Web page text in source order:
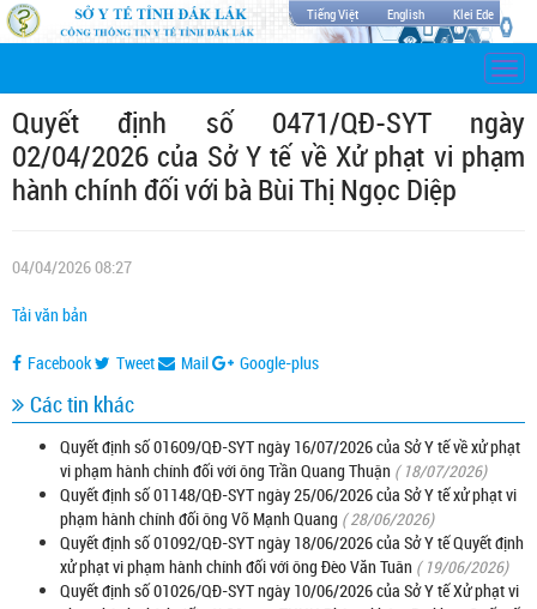
Tiếng Việt English Klei Ede
Quyết định số 0471/QĐ-SYT ngày
02/04/2026 của Sở Y tế về Xử phạt vi phạm
hành chính đối với bà Bùi Thị Ngọc Diệp
04/04/2026 08:27
Tải văn bản
Facebook Tweet Mail Google-plus
Các tin khác
Quyết định số 01609/QĐ-SYT ngày 16/07/2026 của Sở Y tế về xử phạt
vi phạm hành chính đối với ông Trần Quang Thuận ( 18/07/2026)
Quyết định số 01148/QĐ-SYT ngày 25/06/2026 của Sở Y tế xử phạt vi
phạm hành chính đối ông Võ Mạnh Quang ( 28/06/2026)
Quyết định số 01092/QĐ-SYT ngày 18/06/2026 của Sở Y tế Quyết định
xử phạt vi phạm hành chính đối với ông Đèo Văn Tuân ( 19/06/2026)
Quyết định số 01026/QĐ-SYT ngày 10/06/2026 của Sở Y tế Xử phạt vi